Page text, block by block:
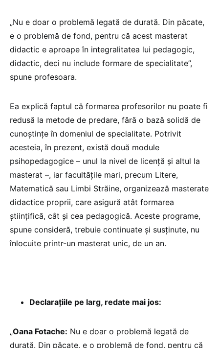
„Nu e doar o problemă legată de durată. Din păcate,
e o problemă de fond, pentru că acest masterat
didactic e aproape în integralitatea lui pedagogic,
didactic, deci nu include formare de specialitate”,
spune profesoara.
Ea explică faptul că formarea profesorilor nu poate fi
redusă la metode de predare, fără o bază solidă de
cunoștințe în domeniul de specialitate. Potrivit
acesteia, în prezent, există două module
psihopedagogice – unul la nivel de licență și altul la
masterat –, iar facultățile mari, precum Litere,
Matematică sau Limbi Străine, organizează masterate
didactice proprii, care asigură atât formarea
științifică, cât și cea pedagogică. Aceste programe,
spune consideră, trebuie continuate și susținute, nu
înlocuite printr-un masterat unic, de un an.
Declarațiile pe larg, redate mai jos:
„Oana Fotache: Nu e doar o problemă legată de
durată. Din păcate, e o problemă de fond, pentru că